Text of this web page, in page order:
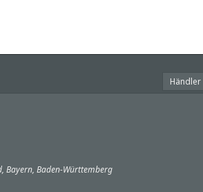
Händler
Bayern, Baden-Württemberg